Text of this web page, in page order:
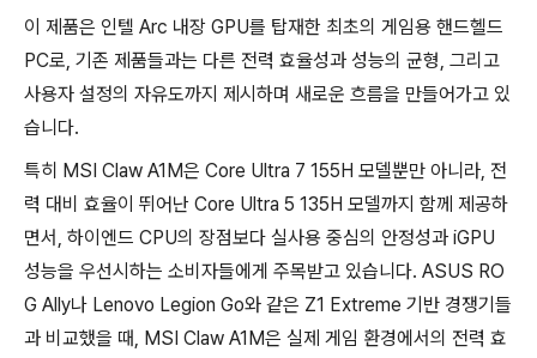
이 제품은 인텔 Arc 내장 GPU를 탑재한 최초의 게임용 핸드헬드
PC로, 기존 제품들과는 다른 전력 효율성과 성능의 균형, 그리고
사용자 설정의 자유도까지 제시하며 새로운 흐름을 만들어가고 있
습니다.
특히 MSI Claw A1M은 Core Ultra 7 155H 모델뿐만 아니라, 전
력 대비 효율이 뛰어난 Core Ultra 5 135H 모델까지 함께 제공하
면서, 하이엔드 CPU의 장점보다 실사용 중심의 안정성과 iGPU
성능을 우선시하는 소비자들에게 주목받고 있습니다. ASUS RO
G Ally나 Lenovo Legion Go와 같은 Z1 Extreme 기반 경쟁기들
과 비교했을 때, MSI Claw A1M은 실제 게임 환경에서의 전력 효